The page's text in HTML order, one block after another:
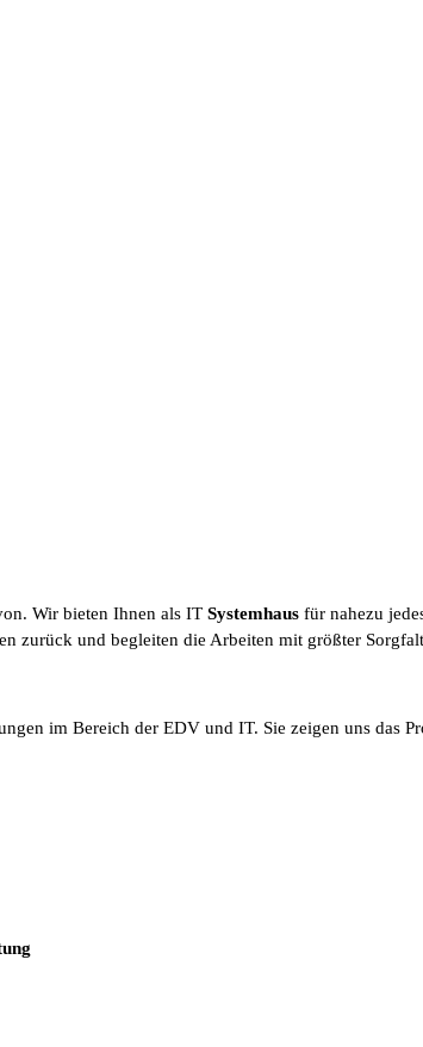
Wir bieten Ihnen als IT Systemhaus für nahezu
zurück und begleiten die Arbeiten mit größter
im Bereich der EDV und IT. Sie zeigen uns das